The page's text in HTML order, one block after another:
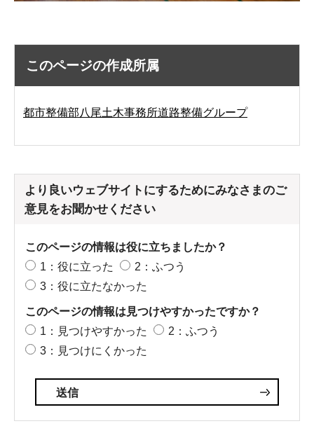
このページの作成所属
都市整備部八尾土木事務所道路整備グループ
より良いウェブサイトにするためにみなさまのご
意見をお聞かせください
このページの情報は役に立ちましたか？
1：役に立った
2：ふつう
3：役に立たなかった
このページの情報は見つけやすかったですか？
1：見つけやすかった
2：ふつう
3：見つけにくかった